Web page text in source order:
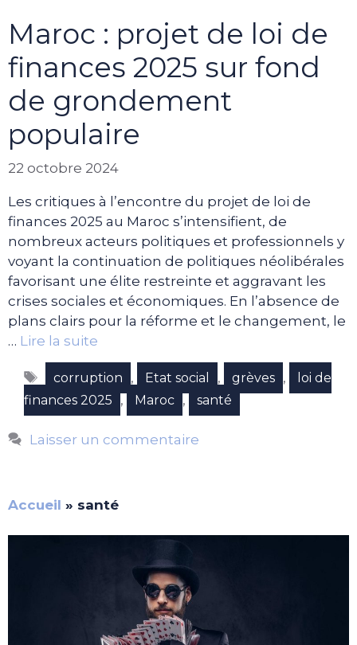
Maroc : projet de loi de
finances 2025 sur fond
de grondement
populaire
22 octobre 2024
Les critiques à l’encontre du projet de loi de
finances 2025 au Maroc s’intensifient, de
nombreux acteurs politiques et professionnels y
voyant la continuation de politiques néolibérales
favorisant une élite restreinte et aggravant les
crises sociales et économiques. En l’absence de
plans clairs pour la réforme et le changement, le
… Lire la suite
Étiquettes
corruption , Etat social , grèves ,
loi de
finances 2025
, Maroc , santé
Laisser un commentaire
Accueil » santé